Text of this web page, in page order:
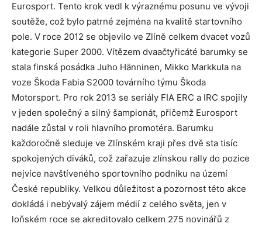
Eurosport. Tento krok vedl k výraznému posunu ve vývoji
soutěže, což bylo patrné zejména na kvalitě startovního
pole. V roce 2012 se objevilo ve Zlíně celkem dvacet vozů
kategorie Super 2000. Vítězem dvaačtyřicáté barumky se
stala finská posádka Juho Hänninen, Mikko Markkula na
voze Škoda Fabia S2000 továrního týmu Škoda
Motorsport. Pro rok 2013 se seriály FIA ERC a IRC spojily
v jeden společný a silný šampionát, přičemž Eurosport
nadále zůstal v roli hlavního promotéra. Barumku
každoročně sleduje ve Zlínském kraji přes dvě sta tisíc
spokojených diváků, což zařazuje zlínskou rally do pozice
nejvíce navštíveného sportovního podniku na území
České republiky. Velkou důležitost a pozornost této akce
dokládá i nebývalý zájem médií z celého světa, jen v
loňském roce se akreditovalo celkem 275 novinářů z